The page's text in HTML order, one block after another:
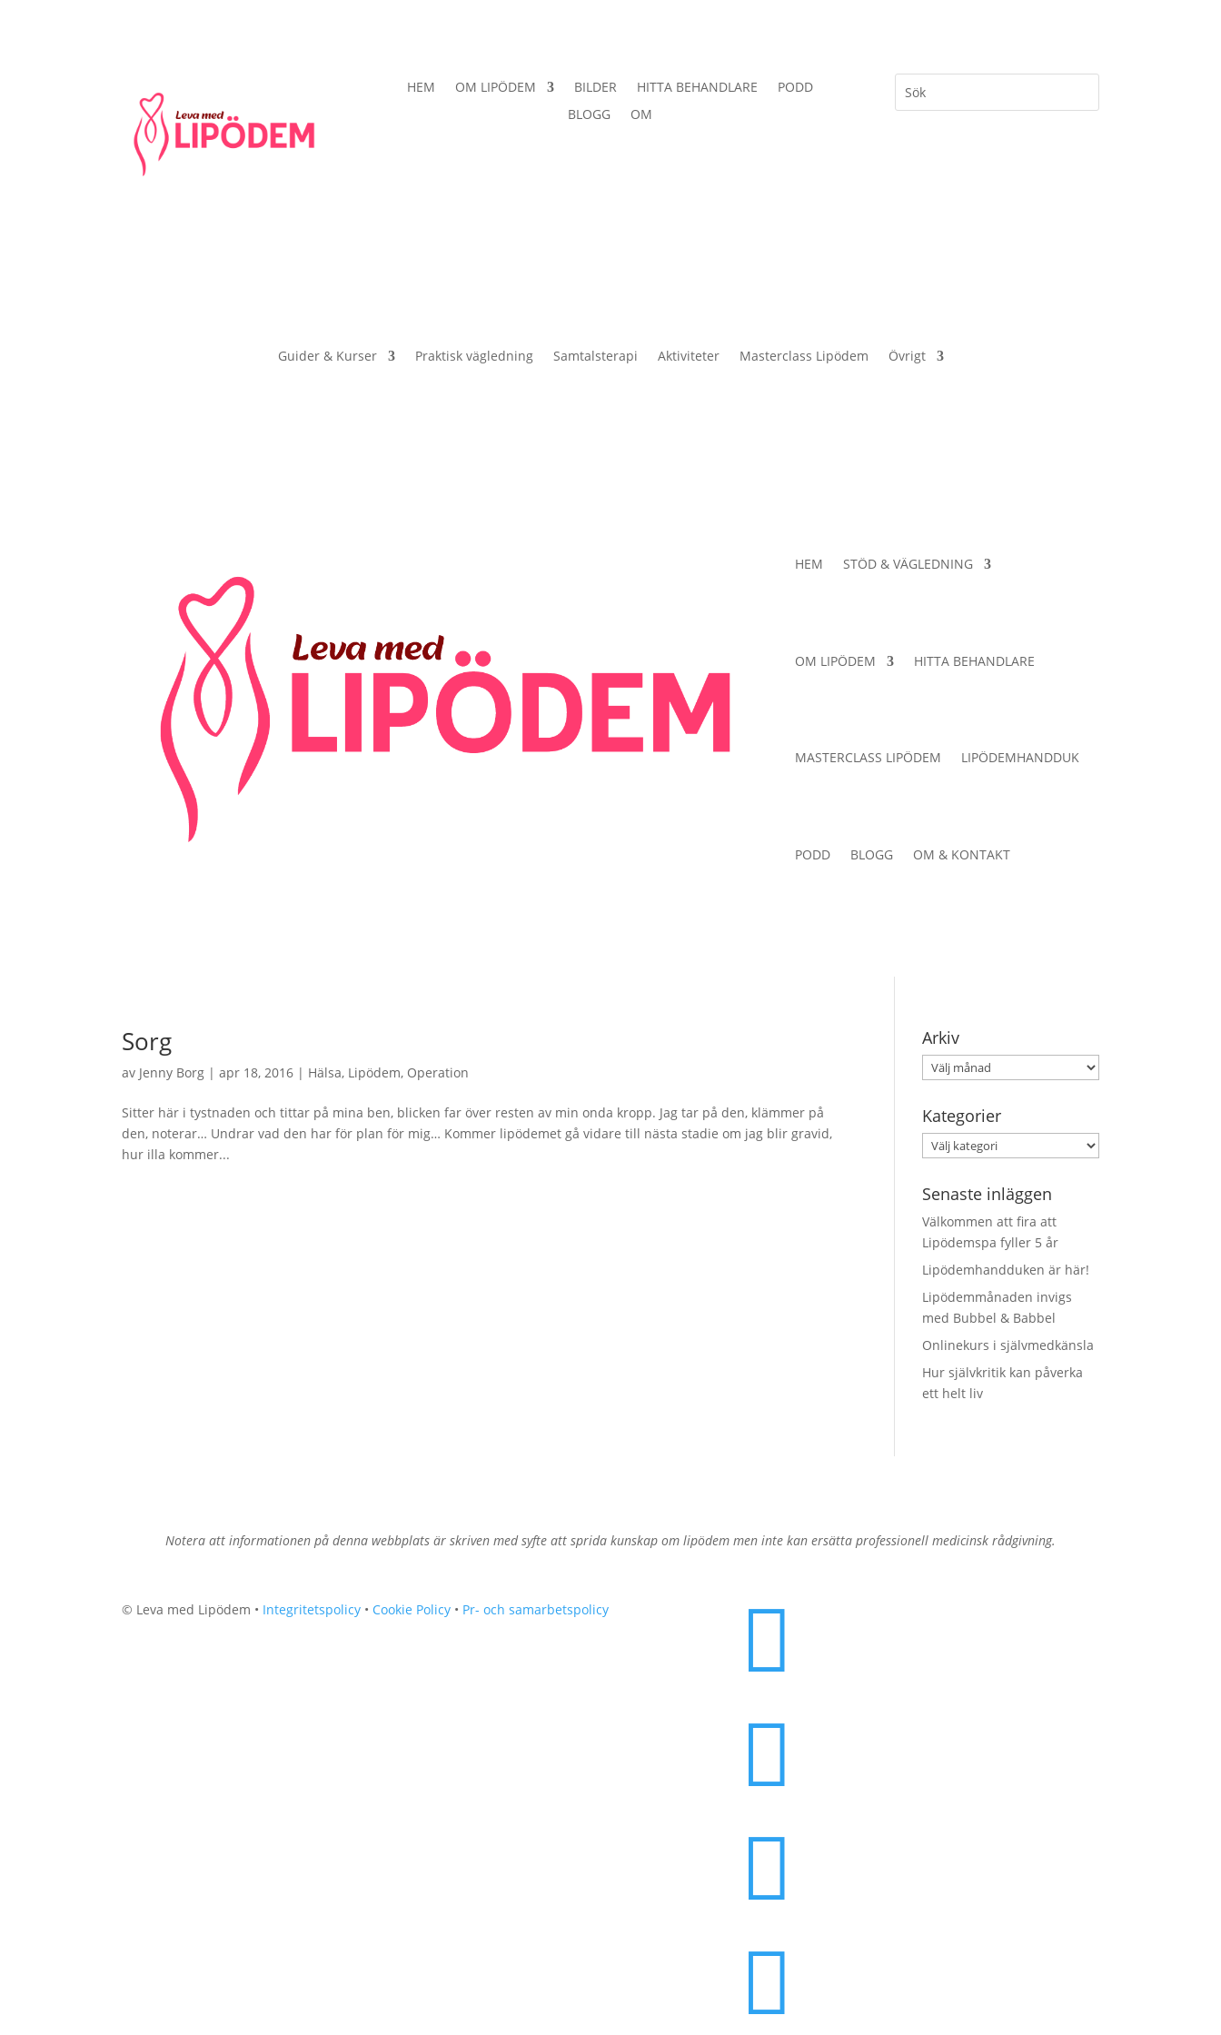
HEM OM LIPÖDEM BILDER HITTA BEHANDLARE
PODD
BLOGG
OM
Guider & Kurser Praktisk vägledning Samtalsterapi Aktiviteter Masterclass Lipödem Övrigt
HEM STÖD & VÄGLEDNING
OM LIPÖDEM HITTA BEHANDLARE
MASTERCLASS LIPÖDEM LIPÖDEMHANDDUK
PODD BLOGG OM & KONTAKT
Sorg
av Jenny Borg |apr 18, 2016 | Hälsa, Lipödem, Operation
Sitter här i tystnaden och tittar på mina ben, blicken far över resten av min onda kropp. Jag tar på den, klämmer på
den, noterar… Undrar vad den har för plan för mig… Kommer lipödemet gå vidare till nästa stadie om jag blir gravid,
hur illa kommer...
Arkiv
Arkiv
Kategorier
Kategorier
Senaste inläggen
Välkommen att fira att
Lipödemspa fyller 5 år
Lipödemhandduken är här!
Lipödemmånaden invigs
med Bubbel & Babbel
Onlinekurs i självmedkänsla
Hur självkritik kan påverka
ett helt liv
Notera att informationen på denna webbplats är skriven med syfte att sprida kunskap om lipödem men inte kan ersätta professionell medicinsk rådgivning.
© Leva med Lipödem • Integritetspolicy • Cookie Policy • Pr- och samarbetspolicy



